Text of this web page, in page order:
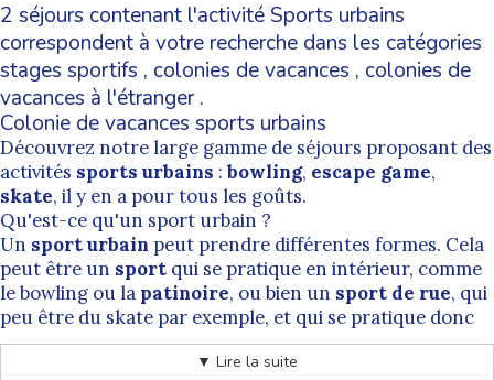
2 séjours contenant l'activité Sports urbains
correspondent à votre recherche dans les catégories
stages sportifs , colonies de vacances , colonies de
vacances à l'étranger.
Colonie de vacances sports urbains
Découvrez notre large gamme de séjours proposant des
activités sports urbains :bowling, escape game,
skate, il y en a pour tous les goûts.
Qu'est-ce qu'un sport urbain ?
Un sport urbain peut prendre différentes formes. Cela
peut être un sport qui se pratique en intérieur, comme
le bowling ou la patinoire, ou bien un sport de rue, qui
peu être du skate par exemple, et qui se pratique donc
principalement enzone urbaine.
Les sports urbains sont de plus en plus tendances ces
▼ Lire la suite